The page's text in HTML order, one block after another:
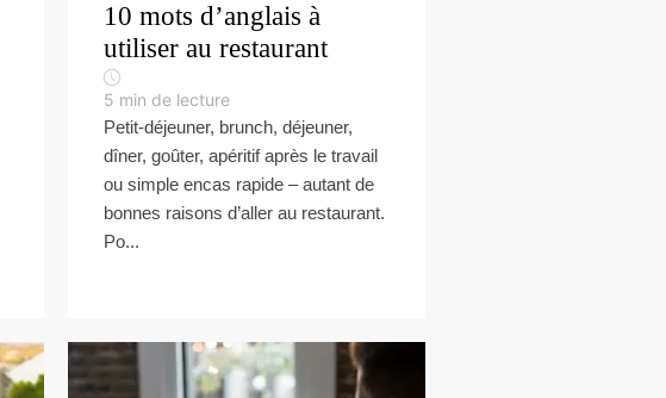
10 mots d’anglais à
utiliser au restaurant
5 min de lecture
Petit-déjeuner, brunch, déjeuner,
dîner, goûter, apéritif après le travail
ou simple encas rapide – autant de
bonnes raisons d’aller au restaurant.
Po...